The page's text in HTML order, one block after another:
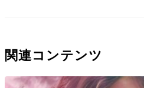
関連コンテンツ